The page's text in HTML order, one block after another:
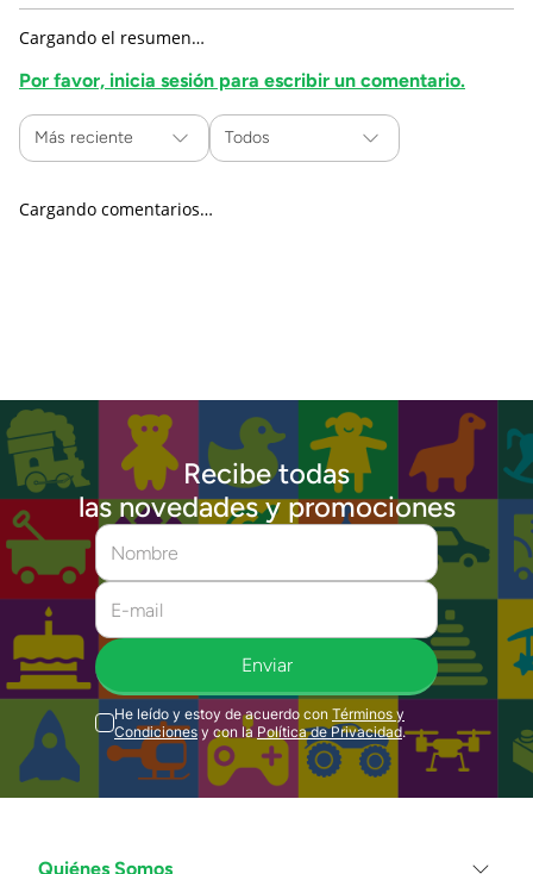
Cargando el resumen…
Por favor, inicia sesión para escribir un comentario.
Más reciente Todos
Cargando comentarios…
Recibe todas
las novedades y promociones
Enviar
He leído y estoy de acuerdo con Términos y
Condiciones y con la Política de Privacidad.
Quiénes Somos